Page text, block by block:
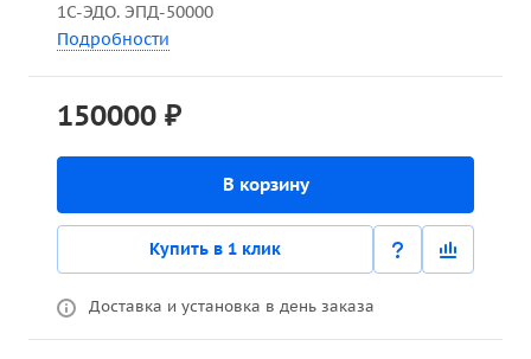
1С-ЭДО. ЭПД-50000
Подробности
150000 ₽
В корзину
Купить в 1 клик
Доставка и установка в день заказа